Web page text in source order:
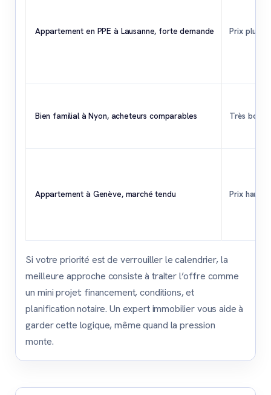
Appartement en PPE à Lausanne, forte demande Prix plus
Bien familial à Nyon, acheteurs comparables Très bon
Appartement à Genève, marché tendu Prix haut,
Si votre priorité est de verrouiller le calendrier, la
meilleure approche consiste à traiter l’offre comme
un mini projet: financement, conditions, et
planification notaire. Un expert immobilier vous aide à
garder cette logique, même quand la pression
monte.